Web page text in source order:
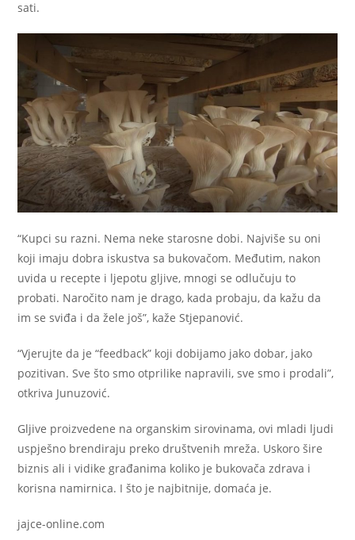
sati.
“Kupci su razni. Nema neke starosne dobi. Najviše su oni
koji imaju dobra iskustva sa bukovačom. Međutim, nakon
uvida u recepte i ljepotu gljive, mnogi se odlučuju to
probati. Naročito nam je drago, kada probaju, da kažu da
im se sviđa i da žele još”, kaže Stjepanović.
“Vjerujte da je “feedback” koji dobijamo jako dobar, jako
pozitivan. Sve što smo otprilike napravili, sve smo i prodali”,
otkriva Junuzović.
Gljive proizvedene na organskim sirovinama, ovi mladi ljudi
uspješno brendiraju preko društvenih mreža. Uskoro šire
biznis ali i vidike građanima koliko je bukovača zdrava i
korisna namirnica. I što je najbitnije, domaća je.
jajce-online.com